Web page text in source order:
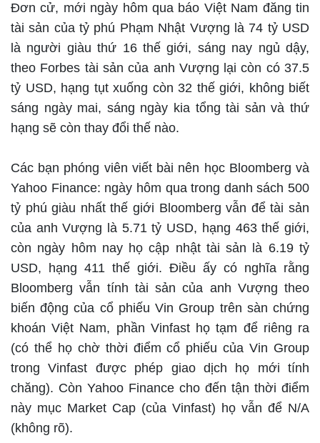
Đơn cử, mới ngày hôm qua báo Việt Nam đăng tin
tài sản của tỷ phú Phạm Nhật Vượng là 74 tỷ USD
là người giàu thứ 16 thế giới, sáng nay ngủ dậy,
theo Forbes tài sản của anh Vượng lại còn có 37.5
tỷ USD, hạng tụt xuống còn 32 thế giới, không biết
sáng ngày mai, sáng ngày kia tổng tài sản và thứ
hạng sẽ còn thay đổi thế nào.
Các bạn phóng viên viết bài nên học Bloomberg và
Yahoo Finance: ngày hôm qua trong danh sách 500
tỷ phú giàu nhất thế giới Bloomberg vẫn để tài sản
của anh Vượng là 5.71 tỷ USD, hạng 463 thế giới,
còn ngày hôm nay họ cập nhật tài sản là 6.19 tỷ
USD, hạng 411 thế giới. Điều ấy có nghĩa rằng
Bloomberg vẫn tính tài sản của anh Vượng theo
biến động của cổ phiếu Vin Group trên sàn chứng
khoán Việt Nam, phần Vinfast họ tạm để riêng ra
(có thể họ chờ thời điểm cổ phiếu của Vin Group
trong Vinfast được phép giao dịch họ mới tính
chăng). Còn Yahoo Finance cho đến tận thời điểm
này mục Market Cap (của Vinfast) họ vẫn để N/A
(không rõ).